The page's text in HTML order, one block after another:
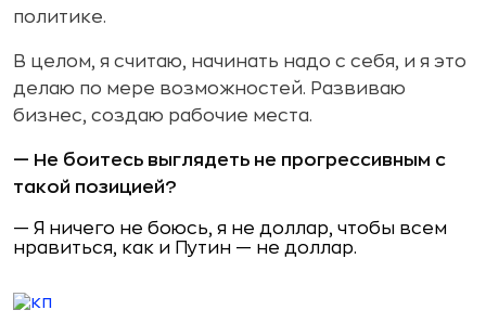
политике.
В целом, я считаю, начинать надо с себя, и я это
делаю по мере возможностей. Развиваю
бизнес, создаю рабочие места.
— Не боитесь выглядеть не прогрессивным с
такой позицией?
— Я ничего не боюсь, я не доллар, чтобы всем
нравиться, как и Путин — не доллар.